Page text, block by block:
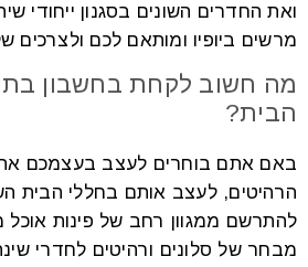
ואת החדרים השונים בסגנון ייחודי
מרשים ביופיו ומותאם לכם ולצרכים
מה חשוב לקחת בחשבון
הבית?
באם אתם בוחרים לעצב בעצמכם
הרהיטים, לעצב אותם בחללי הבית
להתרשם ממגוון רחב של פינות אוכל
מבחר של סלונים ורהיטים לחדרי